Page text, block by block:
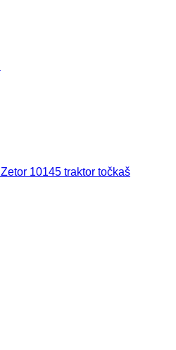
Zetor 10145 traktor točkaš